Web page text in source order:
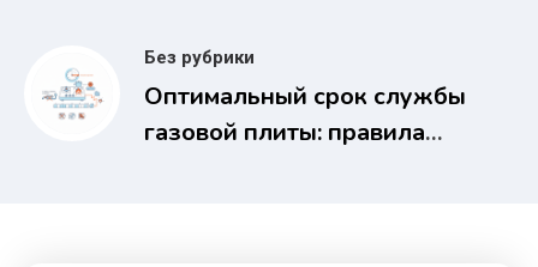
Без рубрики
Оптимальный срок службы
газовой плиты: правила